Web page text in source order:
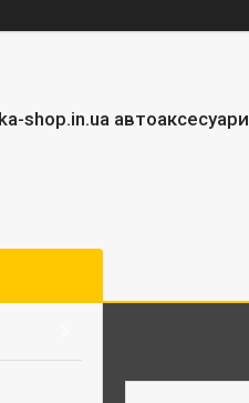
shop.in.ua автоаксесуари